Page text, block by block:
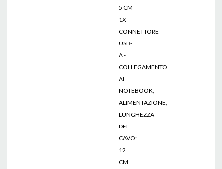
5 CM
1X
CONNETTORE
USB-
A -
COLLEGAMENTO
AL
NOTEBOOK,
ALIMENTAZIONE,
LUNGHEZZA
DEL
CAVO:
12
CM